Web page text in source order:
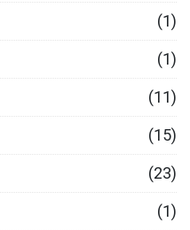
(1)
(1)
(11)
(15)
(23)
(1)